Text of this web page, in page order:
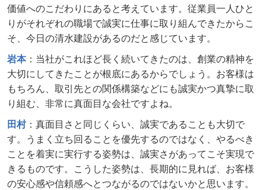
価値へのこだわりにあると考えています。従業員一人ひと
りがそれぞれの職場で誠実に仕事に取り組んできたからこ
そ、今日の清水建設があるのだと感じています。
岩本：当社がこれほど長く続いてきたのは、創業の精神を
大切にしてきたことが根底にあるからでしょう。お客様は
もちろん、取引先との関係構築などにも誠実かつ真摯に取
り組む、非常に真面目な会社ですよね。
田村：真面目さと同じくらい、誠実であることも大切で
す。うまく立ち回ることを優先するのではなく、やるべき
ことを着実に実行する姿勢は、誠実さがあってこそ実現で
きるものです。こうした姿勢は、長期的に見れば、お客様
の安心感や信頼感へとつながるのではないかと思います。